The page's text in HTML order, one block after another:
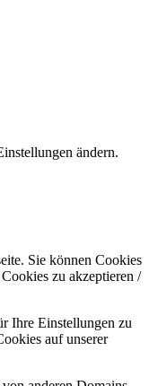
ändern.
Sie können Cookies
zu akzeptieren /
Ihre Einstellungen zu
auf unserer